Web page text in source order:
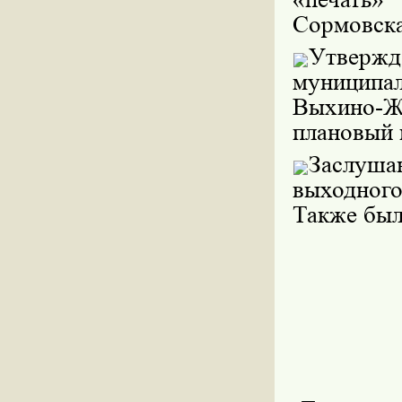
Выхино-
плановый
Также